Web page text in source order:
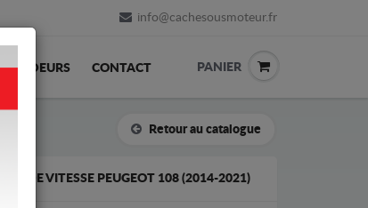
info@cachesousmoteur.fr
CONTACT PANIER
Retour au catalogue
DE VITESSE PEUGEOT 108 (2014-2021)